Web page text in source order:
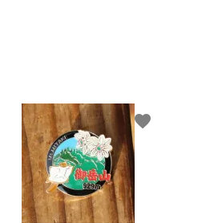
favorite